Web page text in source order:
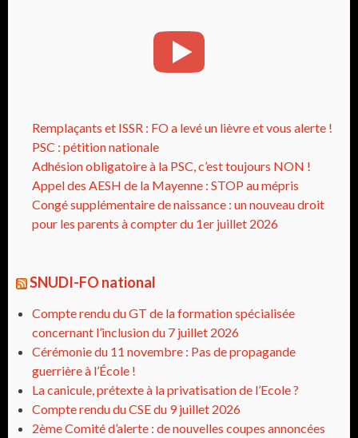
Remplaçants et ISSR : FO a levé un lièvre et vous alerte !
PSC : pétition nationale
Adhésion obligatoire à la PSC, c’est toujours NON !
Appel des AESH de la Mayenne : STOP au mépris
Congé supplémentaire de naissance : un nouveau droit
pour les parents à compter du 1er juillet 2026
SNUDI-FO national
Compte rendu du GT de la formation spécialisée
concernant l’inclusion du 7 juillet 2026
Cérémonie du 11 novembre : Pas de propagande
guerrière à l’École !
La canicule, prétexte à la privatisation de l’Ecole ?
Compte rendu du CSE du 9 juillet 2026
2ème Comité d’alerte : de nouvelles coupes annoncées